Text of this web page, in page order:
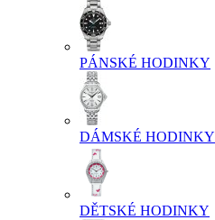
PÁNSKÉ HODINKY
DÁMSKÉ HODINKY
DĚTSKÉ HODINKY